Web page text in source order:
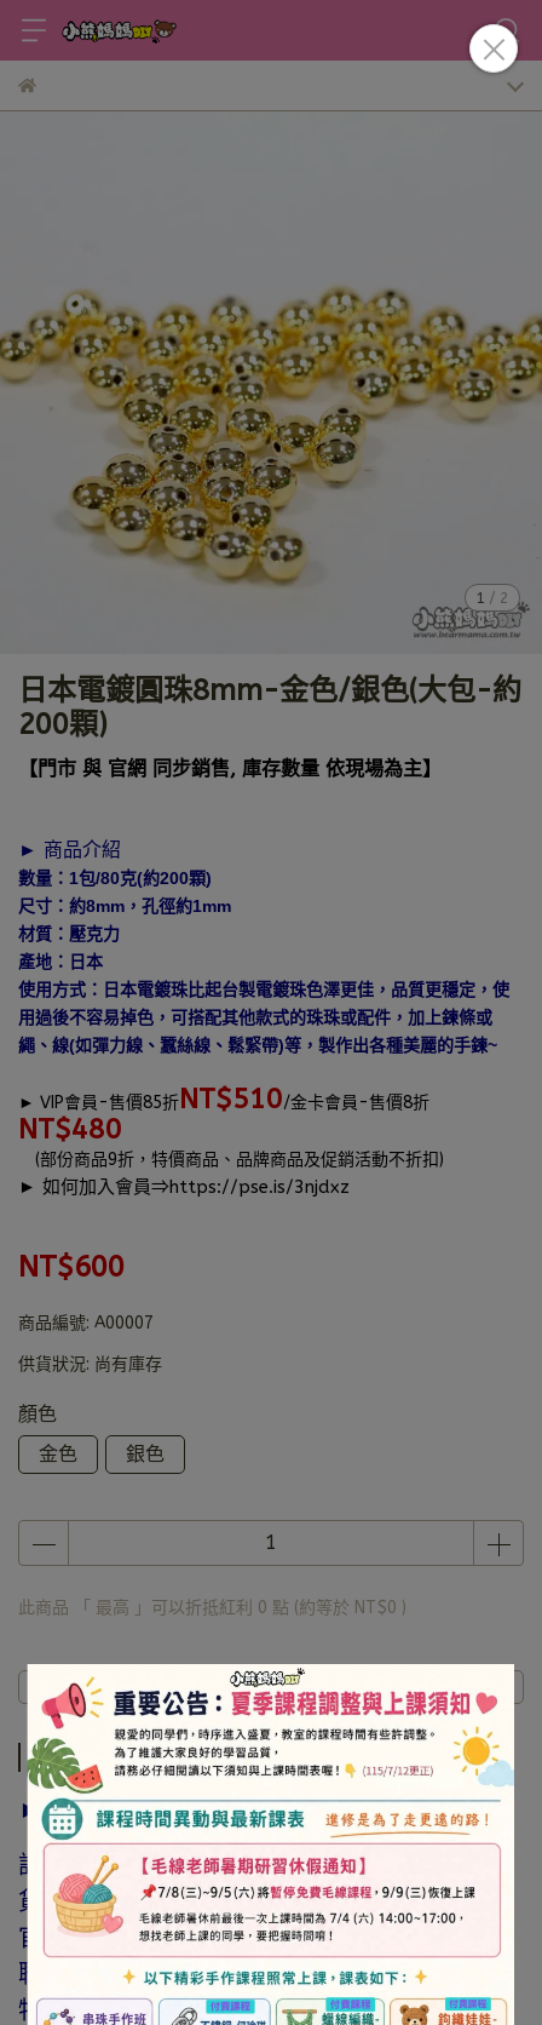
1 / 2
日本電鍍圓珠8mm-金色/銀色(大包-約
200顆)
【門市 與 官網 同步銷售, 庫存數量 依現場為主】
► 商品介紹
數量：1包/80克(約200顆)
尺寸：約8mm，孔徑約1mm
材質：壓克力
產地：日本
使用方式：日本電鍍珠比起台製電鍍珠色澤更佳，品質更穩定，使
用過後不容易掉色，可搭配其他款式的珠珠或配件，加上鍊條或
繩、線(如彈力線、蠶絲線、鬆緊帶)等，製作出各種美麗的手鍊~
► VIP會員-售價85折 NT$510/金卡會員-售價8折
NT$480
(部份商品9折，特價商品、品牌商品及促銷活動不折扣)
► 如何加入會員⇒https://pse.is/3njdxz
NT$600
商品編號: A00007
供貨狀況: 尚有庫存
顏色
金色
銀色
此商品 「 最高 」可以折抵紅利 0 點 (約等於 NT$0 )
商品介紹 規格說明 運送方式
商品介紹
► 注意事項
訂購前請詳閱「線上訂購流程說明」及「退換
貨需知」，謝謝。
官網與門市同步銷售，如遇缺貨會由專人與您
聯繫。
特價商品，會員不再提供折扣優惠。